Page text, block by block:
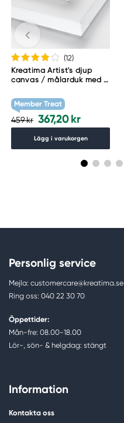
(12)
Kreatima Artist's djup
canvas / målarduk med 4
g/m²
Member Treat
459 kr 367,20 kr
Lägg i varukorgen
Personlig service
Mejla: customercare@kreatima.se
Ring oss: 040 22 30 70
Öppettider:
Mån-fre: 08.00-18.00
Lör-, sön- & helgdag: stängt
Information
Kontakta oss